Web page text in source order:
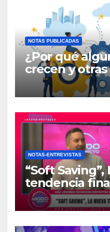
NOTAS PUBLICADAS
¿Por qué
crecen y
atrapadas en
NOTAS-ENTREVISTAS
“Soft Saving”,
tendencia
generación Z